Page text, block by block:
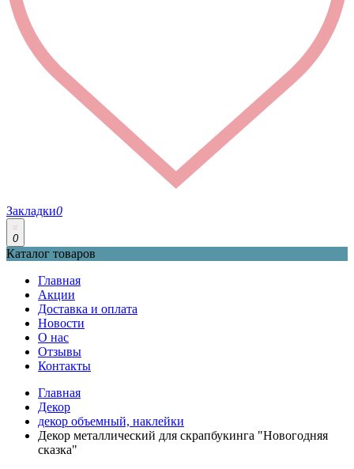
Закладки0
0
Каталог товаров
Главная
Акции
Доставка и оплата
Новости
О нас
Отзывы
Контакты
Главная
Декор
декор объемный, наклейки
Декор металлический для скрапбукинга "Новогодняя
сказка"